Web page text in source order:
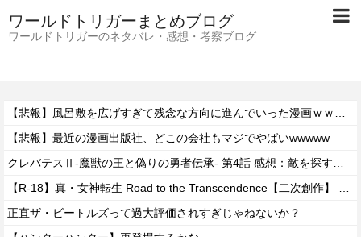
ワールドトリガーまとめブログ
ワールドトリガーのネタバレ・感想・考察ブログ
【悲報】最近の漫画出版社、どこの会社もマジでやばいwwwww
正直ザ・ビートルズって過大評価されすぎじゃねないか？